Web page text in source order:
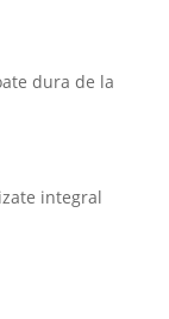
dura de la
integral